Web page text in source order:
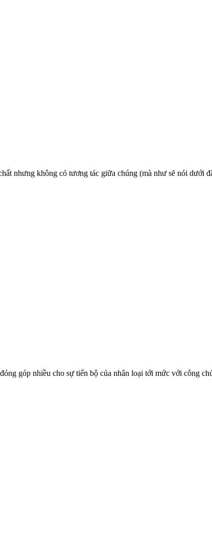
nhưng không có tương tác giữa chúng (mà như sẽ nói dưới
góp nhiều cho sự tiến bộ của nhân loại tới mức với công